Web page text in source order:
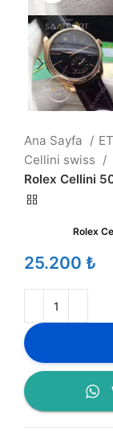
Ana Sayfa
Cellini swiss
Rolex Cellini
Rolex
₺